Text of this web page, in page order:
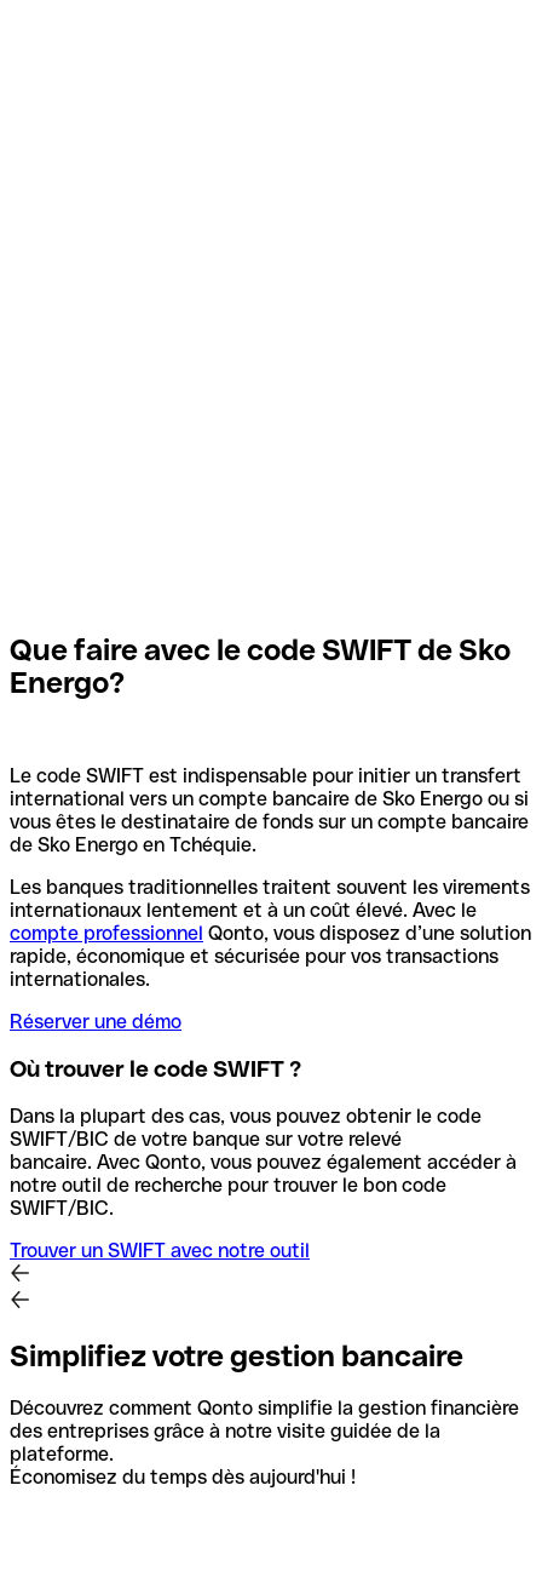
Que faire avec le code SWIFT de Sko
Energo?
Le code SWIFT est indispensable pour initier un transfert
international vers un compte bancaire de Sko Energo ou si
vous êtes le destinataire de fonds sur un compte bancaire
de Sko Energo en Tchéquie.
Les banques traditionnelles traitent souvent les virements
internationaux lentement et à un coût élevé. Avec le
compte professionnel Qonto, vous disposez d’une solution
rapide, économique et sécurisée pour vos transactions
internationales.
Réserver une démo
Où trouver le code SWIFT ?
Dans la plupart des cas, vous pouvez obtenir le code
SWIFT/BIC de votre banque sur votre relevé
bancaire. Avec Qonto, vous pouvez également accéder à
notre outil de recherche pour trouver le bon code
SWIFT/BIC.
Trouver un SWIFT avec notre outil
Simplifiez votre gestion bancaire
Découvrez comment Qonto simplifie la gestion financière
des entreprises grâce à notre visite guidée de la
plateforme.
Économisez du temps dès aujourd'hui !